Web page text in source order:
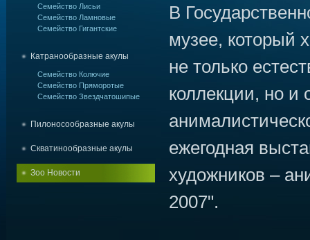
Семейство Лисьи
Семейство Ламновые
Семейство Гигантские
Катранообразные акулы
Семейство Колючие
Семейство Пряморотые
Семейство Звездчатошипые
Пилоносообразные акулы
Скватинообразные акулы
Зоо Новости
В
музее, который
не только
коллекции, но и
ежегодная
художников –
2007".